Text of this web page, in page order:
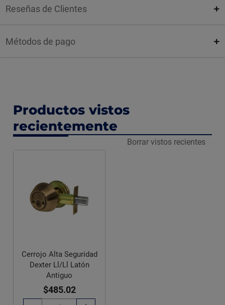
Reseñas de Clientes
Métodos de pago
Productos vistos
recientemente
Borrar vistos recientes
Cerrojo Alta Seguridad
Dexter Ll/Ll Latón
Antiguo
$485.02